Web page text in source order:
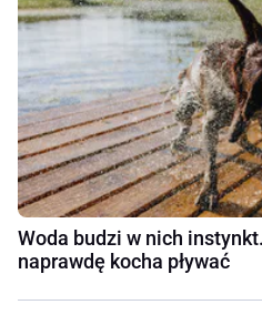
Woda budzi w nich
naprawdę kocha pływać